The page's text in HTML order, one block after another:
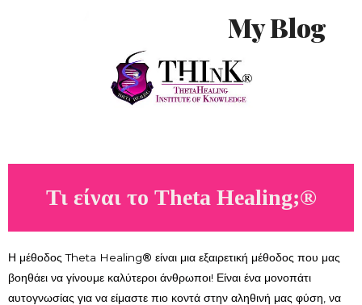
My Blog
MAIN
Τι είναι το Theta Healing;®
Η μέθοδος Theta Healing® είναι μια εξαιρετική μέθοδος που μας
βοηθάει να γίνουμε καλύτεροι άνθρωποι! Είναι ένα μονοπάτι
αυτογνωσίας για να είμαστε πιο κοντά στην αληθινή μας φύση, να